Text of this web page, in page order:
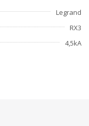
Legrand
RX3
4,5kA